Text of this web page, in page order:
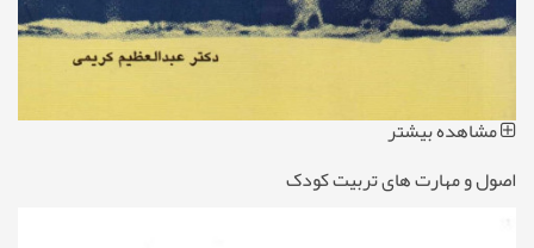
مشاهده بیشتر
اصول و مهارت های تربیت کودک